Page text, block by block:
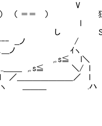
/ V
（ ＝＝ ） 狂三
/ l
やってた
__ノ /
ノ ｲヽ
,｡s≦ l＼
＿＿ ,｡s≦ ＼/ l
＿＿＿＿＿／ l
＿＿ .ハ